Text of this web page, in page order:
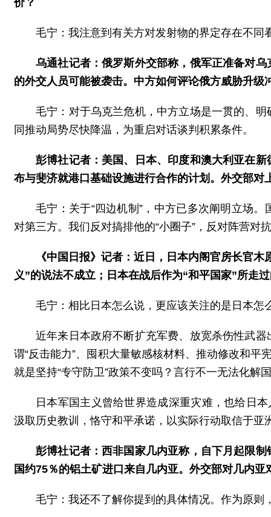
毛宁：我注意到有关方对发射物的界定存在不同
乌通社记者：俄罗斯外交部称，俄军正准备对
的外交人员可能被袭击。中方如何评论俄方威胁升级
毛宁：对于乌克兰危机，中方立场是一贯的、
同推动局势尽快降温，为重启对话谈判积累条件。
彭博社记者：美国、日本、印度和澳大利亚在
布与斐济就港口基础设施进行合作的计划。外交部对
毛宁：关于“四边机制”，中方已多次阐明立场
对第三方。我们反对搞排他的“小圈子”，反对阵营对
《中国日报》记者：近日，日本内阁官房长官
义”的说法不成立；日本在战后作为“和平国家”所走
毛宁：相比日本怎么说，更应该关注的是日本怎
近年来日本政府不断扩充军费、放宽杀伤性武
谓“反击能力”、囤积大量敏感核材料、推动修改和平
就是坚持“专守防卫”政策不变吗？言行不一无法化解
日本军国主义曾给世界造成深重灾难，也给日
汲取历史教训，恪守和平承诺，以实际行动取信于亚
彭博社记者：西非国家几内亚称，自下月起限
国约75％的铝土矿进口来自几内亚。外交部对几内
毛宁：我还不了解你提到的具体情况。作为原